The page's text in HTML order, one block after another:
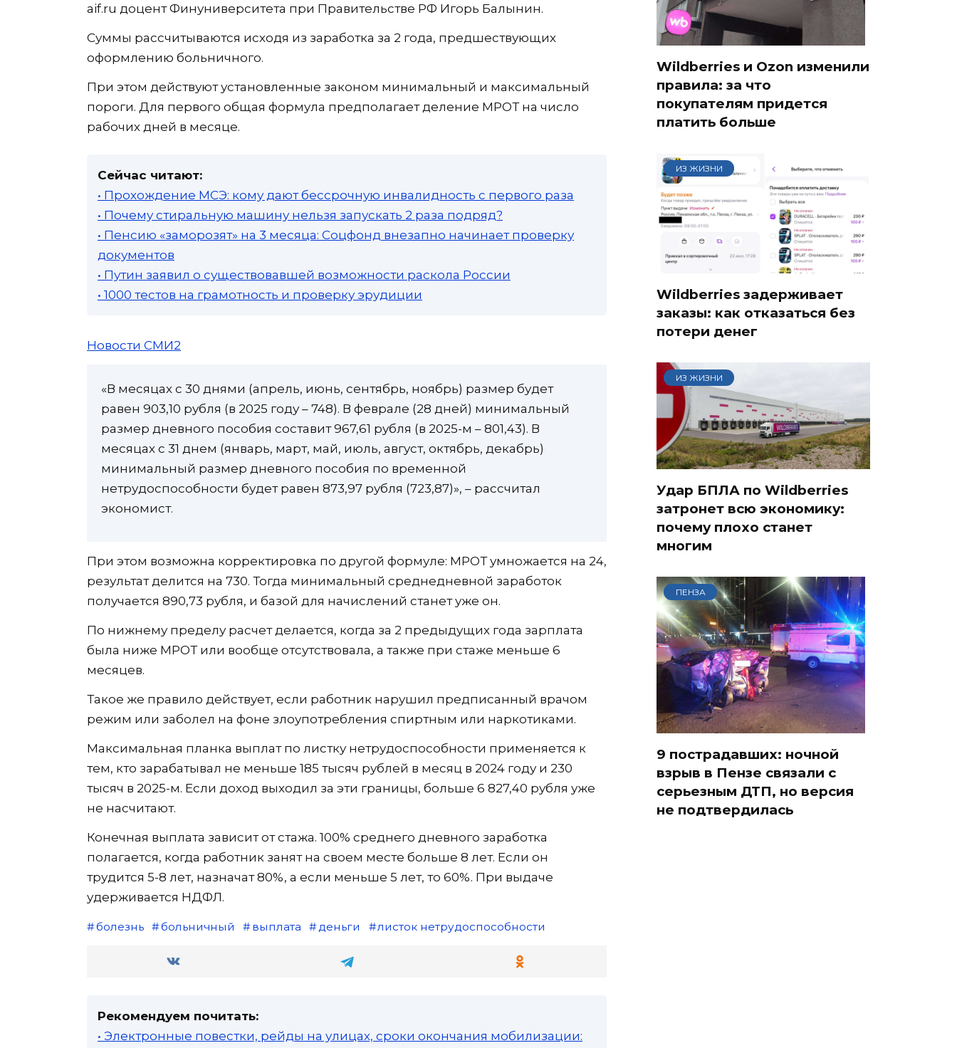
aif.ru доцент Финуниверситета при Правительстве РФ Игорь Балынин.
Суммы рассчитываются исходя из заработка за 2 года, предшествующих
оформлению больничного.
При этом действуют установленные законом минимальный и максимальный
пороги. Для первого общая формула предполагает деление МРОТ на число
рабочих дней в месяце.
Сейчас читают:
• Прохождение МСЭ: кому дают бессрочную инвалидность с первого раза
• Почему стиральную машину нельзя запускать 2 раза подряд?
• Пенсию «заморозят» на 3 месяца: Соцфонд внезапно начинает проверку
документов
• Путин заявил о существовавшей возможности раскола России
• 1000 тестов на грамотность и проверку эрудиции
Новости СМИ2
«В месяцах с 30 днями (апрель, июнь, сентябрь, ноябрь) размер будет
равен 903,10 рубля (в 2025 году – 748). В феврале (28 дней) минимальный
размер дневного пособия составит 967,61 рубля (в 2025-м – 801,43). В
месяцах с 31 днем (январь, март, май, июль, август, октябрь, декабрь)
минимальный размер дневного пособия по временной
нетрудоспособности будет равен 873,97 рубля (723,87)», – рассчитал
экономист.
При этом возможна корректировка по другой формуле: МРОТ умножается на 24,
результат делится на 730. Тогда минимальный среднедневной заработок
получается 890,73 рубля, и базой для начислений станет уже он.
По нижнему пределу расчет делается, когда за 2 предыдущих года зарплата
была ниже МРОТ или вообще отсутствовала, а также при стаже меньше 6
месяцев.
Такое же правило действует, если работник нарушил предписанный врачом
режим или заболел на фоне злоупотребления спиртным или наркотиками.
Максимальная планка выплат по листку нетрудоспособности применяется к
тем, кто зарабатывал не меньше 185 тысяч рублей в месяц в 2024 году и 230
тысяч в 2025-м. Если доход выходил за эти границы, больше 6 827,40 рубля уже
не насчитают.
Конечная выплата зависит от стажа. 100% среднего дневного заработка
полагается, когда работник занят на своем месте больше 8 лет. Если он
трудится 5-8 лет, назначат 80%, а если меньше 5 лет, то 60%. При выдаче
удерживается НДФЛ.
болезнь больничный выплата деньги листок нетрудоспособности
Рекомендуем почитать:
• Электронные повестки, рейды на улицах, сроки окончания мобилизации:
Wildberries и Ozon изменили
правила: за что
покупателям придется
платить больше
ИЗ ЖИЗНИ
Wildberries задерживает
заказы: как отказаться без
потери денег
ИЗ ЖИЗНИ
Удар БПЛА по Wildberries
затронет всю экономику:
почему плохо станет
многим
ПЕНЗА
9 пострадавших: ночной
взрыв в Пензе связали с
серьезным ДТП, но версия
не подтвердилась